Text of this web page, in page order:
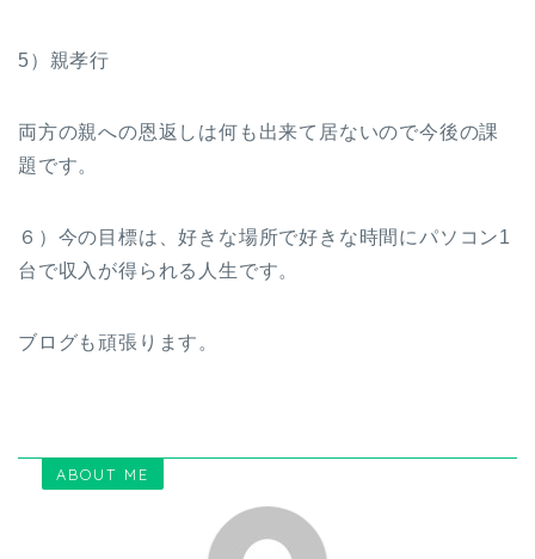
5）親孝行
両方の親への恩返しは何も出来て居ないので今後の課
題です。
６）今の目標は、好きな場所で好きな時間にパソコン1
台で収入が得られる人生です。
ブログも頑張ります。
ABOUT ME